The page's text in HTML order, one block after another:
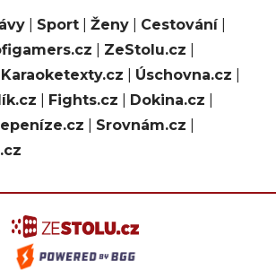
Sport Ženy Cestování|
ZeStolu.cz
Karaoketexty.cz Úschovna.cz
Fights.cz Dokina.cz
Srovnám.cz